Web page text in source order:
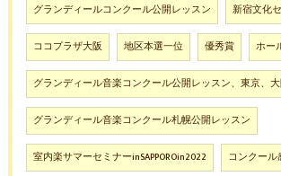
グランディールコンクール公開レッスン 新宿文化
ココプラザ大阪 地区本選一位 優秀賞 ホー
グランディール音楽コンクール公開レッスン、東京、
グランディール音楽コンクール札幌公開レッスン
室内楽サマーセミナーinSAPPOROin2022 コンクール